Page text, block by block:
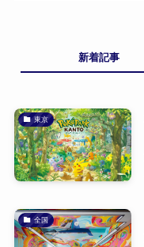
新着記事
東京
全国